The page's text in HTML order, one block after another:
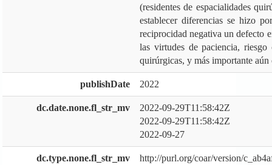
(residentes de espacialidades
establecer diferencias se hizo
reciprocidad negativa un defecto
las virtudes de paciencia,
quirúrgicas, y más importante
publishDate 2022
dc.date.none.fl_str_mv
2022-09-29T11:58:42Z
2022-09-29T11:58:42Z
2022-09-27
dc.type.none.fl_str_mv
http://purl.org/coar/version/